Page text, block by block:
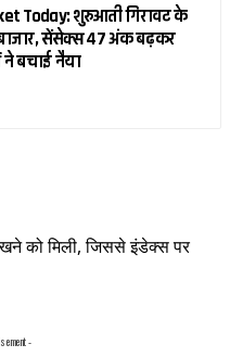
Today: शुरुआती गिरावट के
सेंसेक्स 47 अंक बढ़कर
ने बचाई नैया
को मिली, जिससे इंडेक्स पर
-